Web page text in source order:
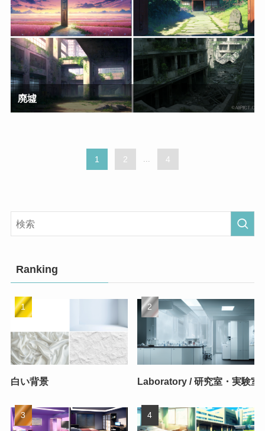
廃墟
1 2 4
Ranking
白い背景 Laboratory / 研究室・実験室